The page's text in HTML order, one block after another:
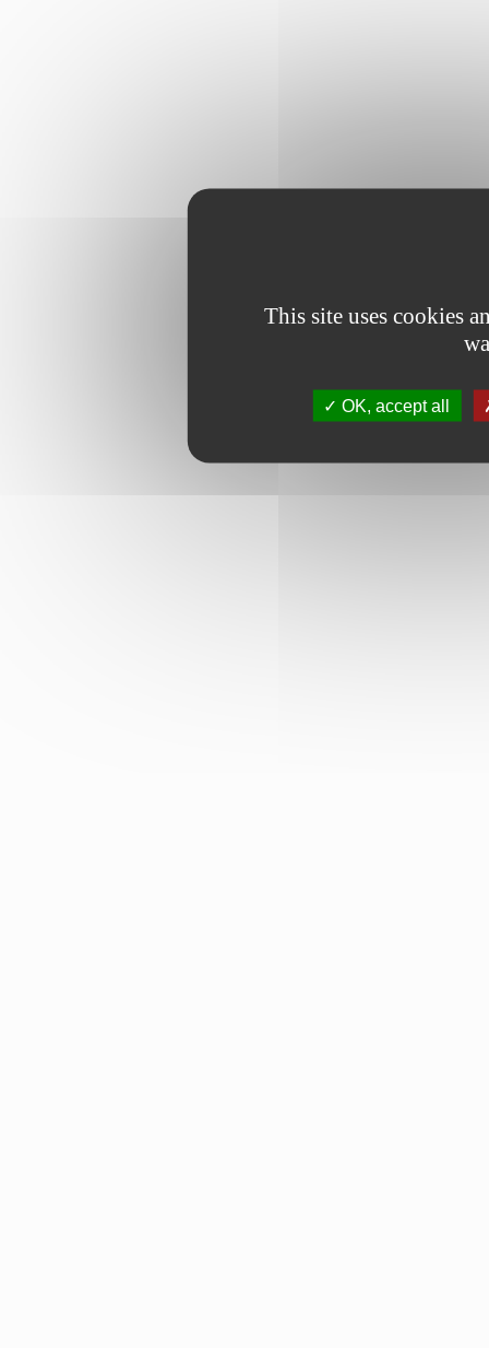
This site uses cookies
OK, accept all